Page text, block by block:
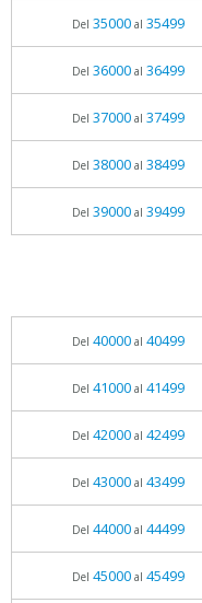
Del 35000al 35499
Del 36000al 36499
Del 37000al 37499
Del 38000al 38499
Del 39000al 39499
Del 40000al 40499
Del 41000al 41499
Del 42000al 42499
Del 43000al 43499
Del 44000al 44499
Del 45000al 45499